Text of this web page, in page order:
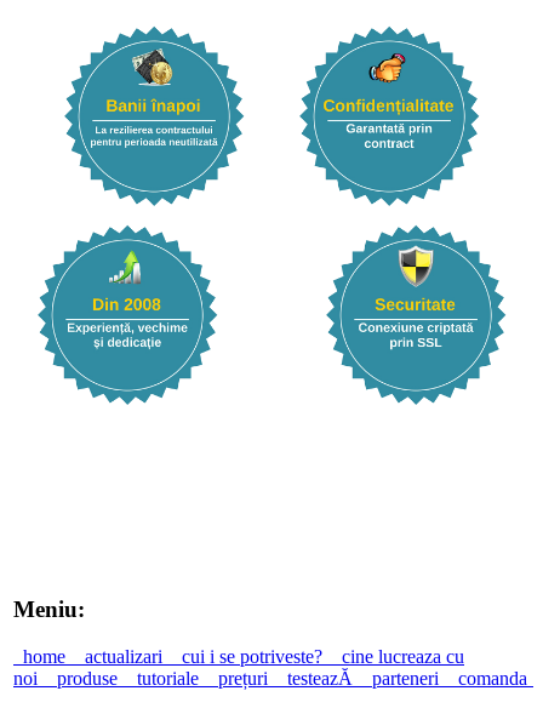
Meniu:
home actualizari cui i se potriveste?
cine lucreaza cu
noi
produse tutoriale prețuri testeazĂ parteneri comanda